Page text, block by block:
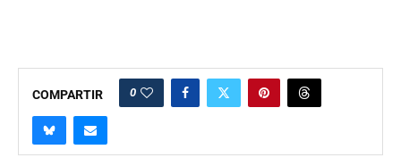
COMPARTIR 0